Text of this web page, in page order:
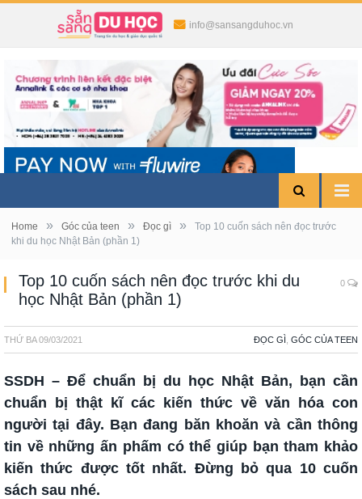
info@sansangduhoc.vn
Home » Góc của teen » Đọc gì »
Top 10 cuốn sách nên đọc trước
khi du học Nhật Bản (phần 1)
Top 10 cuốn sách nên đọc trước khi du
học Nhật Bản (phần 1)
0
THỨ BA09/03/2021 ĐỌC GÌ GÓC CỦA TEEN
SSDH – Để chuẩn bị du học Nhật Bản, bạn cần
chuẩn bị thật kĩ các kiến thức về văn hóa con
người tại đây. Bạn đang băn khoăn và cần thông
tin về những ấn phấm có thể giúp bạn tham khảo
kiến thức được tốt nhất. Đừng bỏ qua 10 cuốn
sách sau nhé.